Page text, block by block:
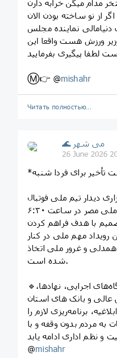
مدام میگن خرابه دارن
از نو ساخته بودن الان
دنیامالی نماینده مجلس
ورزش هست واقعا این
Ⓜ️👉 @mishahr
Читать полностью…
🌊 می شهر
26 June 2026
دیدار تیم ملی فوتبال
جمهوری اسلامی ایران مقابل تیم ملی مصر در ساعت ۶:۳۰
این تصمیم با هدف فراهم کردن
رویداد مهم ملی در کنار
همدلی و غرور ملی اتخاذ
شده است.
🔹️بر این اساس، تمامی دستگاه‌های اجرایی، نهادها،
عالی و بانک های استان
برنامه‌ریزی لازم را
به مردم بدون وقفه و با
@mishahr